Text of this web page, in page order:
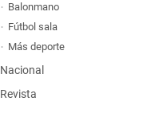
Balonmano
Fútbol sala
Más deporte
Nacional
Revista